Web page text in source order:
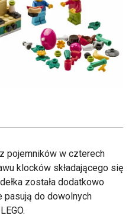
z pojemników w czterech
klocków składającego się
została dodatkowo
pasują do dowolnych